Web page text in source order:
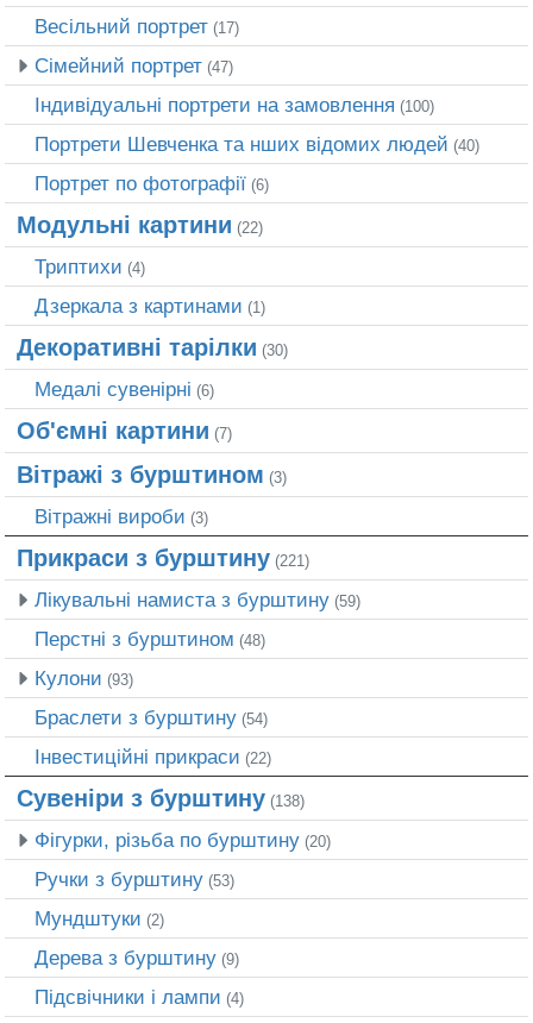
Весільний портрет (17)
Сімейний портрет (47)
Індивідуальні портрети на замовлення (100)
Портрети Шевченка та нших відомих людей (40)
Портрет по фотографії (6)
Модульні картини (22)
Триптихи (4)
Дзеркала з картинами (1)
Декоративні тарілки (30)
Медалі сувенірні (6)
Об'ємні картини (7)
Вітражі з бурштином (3)
Вітражні вироби (3)
Прикраси з бурштину (221)
Лікувальні намиста з бурштину (59)
Перстні з бурштином (48)
Кулони (93)
Браслети з бурштину (54)
Інвестиційні прикраси (22)
Сувеніри з бурштину (138)
Фігурки, різьба по бурштину (20)
Ручки з бурштину (53)
Мундштуки (2)
Дерева з бурштину (9)
Підсвічники і лампи (4)